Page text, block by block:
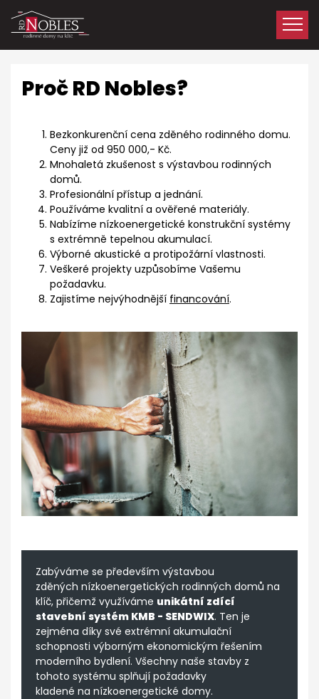
Proč RD Nobles?
Bezkonkurenční cena zděného rodinného domu.
Ceny již od 950 000,- Kč.
Mnohaletá zkušenost s výstavbou rodinných
domů.
Profesionální přístup a jednání.
Používáme kvalitní a ověřené materiály.
Nabízíme nízkoenergetické konstrukční systémy
s extrémně tepelnou akumulací.
Výborné akustické a protipožární vlastnosti.
Veškeré projekty uzpůsobíme Vašemu
požadavku.
Zajistíme nejvýhodnější financování.
Zabýváme se především výstavbou
zděných nízkoenergetických rodinných domů na
klíč, přičemž využíváme unikátní zdící
stavební systém KMB - SENDWIX. Ten je
zejména díky své extrémní akumulační
schopnosti výborným ekonomickým řešením
moderního bydlení. Všechny naše stavby z
tohoto systému splňují požadavky
kladené na nízkoenergetické domy.